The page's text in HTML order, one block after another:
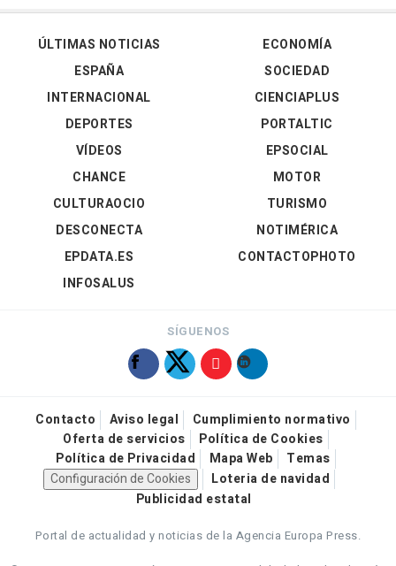
ÚLTIMAS NOTICIAS
ESPAÑA
INTERNACIONAL
DEPORTES
VÍDEOS
ECONOMÍA
SOCIEDAD
CIENCIAPLUS
PORTALTIC
EPSOCIAL
CHANCE
CULTURAOCIO
DESCONECTA
EPDATA.ES
INFOSALUS
MOTOR
TURISMO
NOTIMÉRICA
CONTACTOPHOTO
SÍGUENOS
Contacto Aviso legal
Cumplimiento normativo
Oferta de servicios
Política de Cookies
Política de Privacidad
Mapa Web
Temas
Configuración de Cookies
Loteria de navidad
Publicidad estatal
Portal de actualidad y noticias de la Agencia Europa Press.